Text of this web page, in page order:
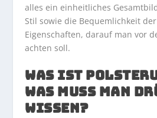
alles ein einheitliches
Stil sowie die Bequemlichkeit
Eigenschaften, darauf man vor
achten soll.
WAS IST
WAS MUSS MAN
WISSEN?